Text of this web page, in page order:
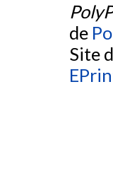
de
Site